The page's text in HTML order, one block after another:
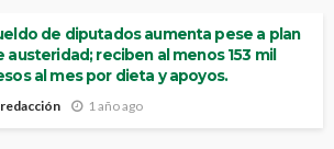
de diputados aumenta pese a plan
austeridad; reciben al menos 153 mil
al mes por dieta y apoyos.
redacción 1 año ago